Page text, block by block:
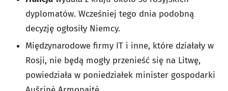
dyplomatów. Wcześniej tego dnia podobną
decyzję ogłosiły Niemcy.
Międzynarodowe firmy IT i inne, które działały w
Rosji, nie będą mogły przenieść się na Litwę,
powiedziała w poniedziałek minister gospodarki